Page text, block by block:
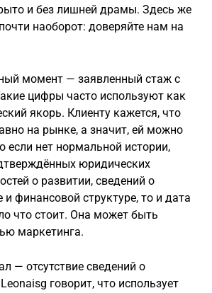
и без лишней драмы. Здесь же
наоборот: доверяйте нам на
момент — заявленный стаж с
цифры часто используют как
якорь. Клиенту кажется, что
на рынке, а значит, ей можно
если нет нормальной истории,
юридических
о развитии, сведений о
и финансовой структуре, то и дата
что стоит. Она может быть
маркетинга.
— отсутствие сведений о
говорит, что использует